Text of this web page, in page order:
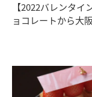
【2022バレンタ
ョコレートから大